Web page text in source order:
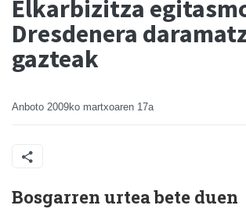
Elkarbizitza
Dresdenera
gazteak
Anboto 2009ko martxoaren 17a
Bosgarren urtea bete duen